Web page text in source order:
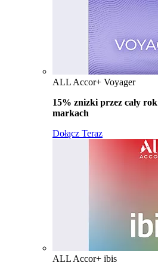
ALL Accor+ Voyager
15% znizki przez cały rok
markach
Dołącz Teraz
ALL Accor+ ibis